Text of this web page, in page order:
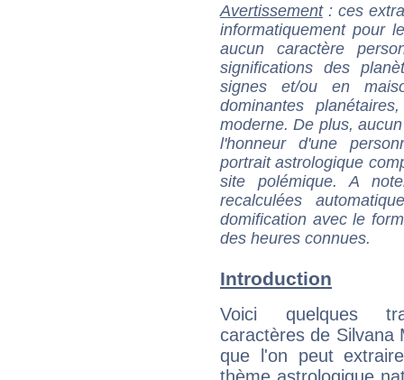
Avertissement: ces
informatiquement pour
aucun caractère
significations des
signes et/ou en
dominantes
moderne. De plus,
l'honneur d'une
portrait astrologique
site polémique. A
recalculées
domification avec le
des heures connues.
Introduction
Voici quelques
caractères de Silvana
que l'on peut